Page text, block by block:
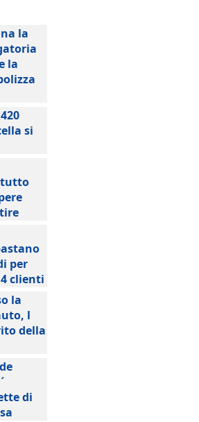
la
la
si
per
clienti
la
l
della
di